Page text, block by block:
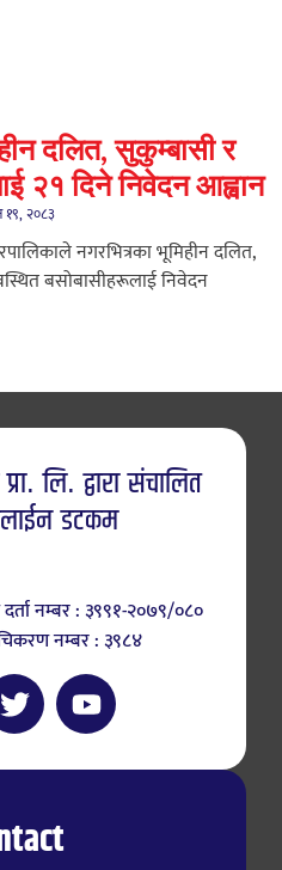
दलित, सुकुम्बासी र
२१ दिने निवेदन आह्वान
१९, २०८३
नगरभित्रका भूमिहीन दलित,
बसोबासीहरूलाई निवेदन
लि. द्वारा संचालित
डटकम
नम्बर : ३९९१-२०७९/०८०
नम्बर : ३९८४